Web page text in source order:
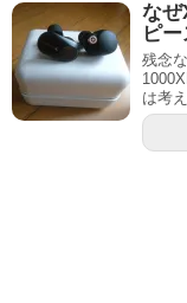
なぜ
ピ
残念
は考